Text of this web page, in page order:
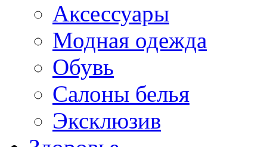
Аксессуары
Модная одежда
Обувь
Салоны белья
Эксклюзив